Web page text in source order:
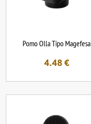
Pomo Olla Tipo Magefesa
4.48€